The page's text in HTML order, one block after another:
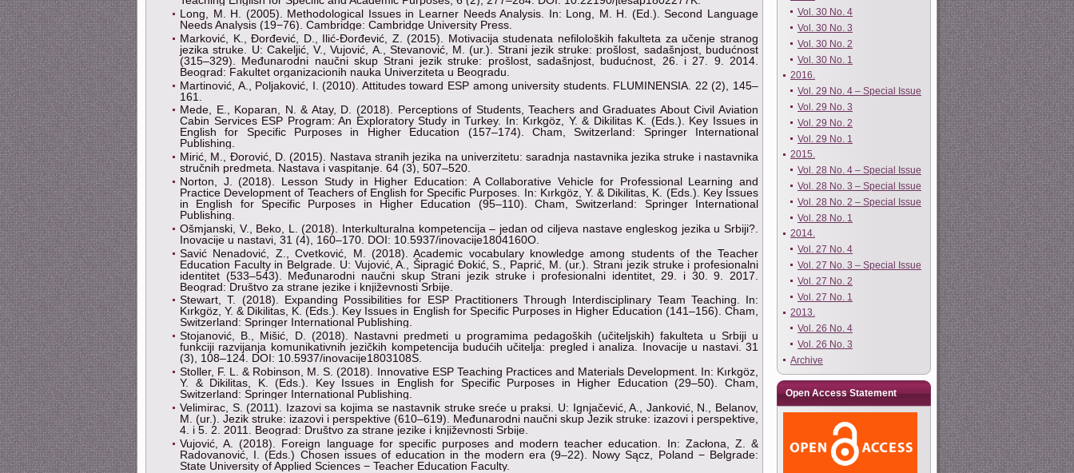
Long, M. H. (2005). Methodological Issues in Learner Needs Analysis. In: Long, M. H. (Ed.). Second Language
Needs Analysis (19−76). Cambridge: Cambridge University Press.
Marković, K., Đorđević, D., Ilić-Đorđević, Z. (2015). Motivacija studenata nefiloloških fakulteta za učenje stranog
jezika struke. U: Cakeljić, V., Vujović, A., Stevanović, M. (ur.). Strani jezik struke: prošlost, sadašnjost, budućnost
(315–329). Međunarodni naučni skup Strani jezik struke: prošlost, sadašnjost, budućnost, 26. i 27. 9. 2014.
Beograd: Fakultet organizacionih nauka Univerziteta u Beogradu.
Martinović, A., Poljaković, I. (2010). Attitudes toward ESP among university students. FLUMINENSIA. 22 (2), 145–
161.
Mede, E., Koparan, N. & Atay, D. (2018). Perceptions of Students, Teachers and Graduates About Civil Aviation
Cabin Services ESP Program: An Exploratory Study in Turkey. In: Kırkgöz, Y. & Dikilitas K. (Eds.). Key Issues in
English for Specific Purposes in Higher Education (157–174). Cham, Switzerland: Springer International
Publishing.
Mirić, M., Đorović, D. (2015). Nastava stranih jezika na univerzitetu: saradnja nastavnika jezika struke i nastavnika
stručnih predmeta. Nastava i vaspitanje. 64 (3), 507–520.
Norton, J. (2018). Lesson Study in Higher Education: A Collaborative Vehicle for Professional Learning and
Practice Development of Teachers of English for Specific Purposes. In: Kırkgöz, Y. & Dikilitas, K. (Eds.). Key Issues
in English for Specific Purposes in Higher Education (95–110). Cham, Switzerland: Springer International
Publishing.
Ošmjanski, V., Beko, L. (2018). Interkulturalna kompetencija – jedan od ciljeva nastave engleskog jezika u Srbiji?.
Inovacije u nastavi, 31 (4), 160–170. DOI: 10.5937/inovacije1804160O.
Savić Nenadović, Z., Cvetković, M. (2018). Academic vocabulary knowledge among students of the Teacher
Education Faculty in Belgrade. U: Vujović, A., Šipragić Đokić, S., Paprić, M. (ur.). Strani jezik struke i profesionalni
identitet (533–543). Međunarodni naučni skup Strani jezik struke i profesionalni identitet, 29. i 30. 9. 2017.
Beograd: Društvo za strane jezike i književnosti Srbije.
Stewart, T. (2018). Expanding Possibilities for ESP Practitioners Through Interdisciplinary Team Teaching. In:
Kırkgöz, Y. & Dikilitas, K. (Eds.). Key Issues in English for Specific Purposes in Higher Education (141–156). Cham,
Switzerland: Springer International Publishing.
Stojanović, B., Mišić, D. (2018). Nastavni predmeti u programima pedagoških (učiteljskih) fakulteta u Srbiji u
funkciji razvijanja komunikativnih jezičkih kompetencija budućih učitelja: pregled i analiza. Inovacije u nastavi. 31
(3), 108–124. DOI: 10.5937/inovacije1803108S.
Stoller, F. L. & Robinson, M. S. (2018). Innovative ESP Teaching Practices and Materials Development. In: Kırkgöz,
Y. & Dikilitas, K. (Eds.). Key Issues in English for Specific Purposes in Higher Education (29–50). Cham,
Switzerland: Springer International Publishing.
Velimirac, S. (2011). Izazovi sa kojima se nastavnik struke sreće u praksi. U: Ignjačević, A., Janković, N., Belanov,
M. (ur.). Jezik struke: izazovi i perspektive (610–619). Međunarodni naučni skup Jezik struke: izazovi i perspektive,
4. i 5. 2. 2011. Beograd: Društvo za strane jezike i književnosti Srbije.
Vujović, A. (2018). Foreign language for specific purposes and modern teacher education. In: Zacłona, Z. &
Radovanović, I. (Eds.) Chosen issues of education in the modern era (9–22). Nowy Sącz, Poland − Belgrade:
State University of Applied Sciences − Teacher Education Faculty.
Vol. 30 No. 4
Vol. 30 No. 3
Vol. 30 No. 2
Vol. 30 No. 1
2016.
Vol. 29 No. 4 – Special Issue
Vol. 29 No. 3
Vol. 29 No. 2
Vol. 29 No. 1
2015.
Vol. 28 No. 4 – Special Issue
Vol. 28 No. 3 – Special Issue
Vol. 28 No. 2 – Special Issue
Vol. 28 No. 1
2014.
Vol. 27 No. 4
Vol. 27 No. 3 – Special Issue
Vol. 27 No. 2
Vol. 27 No. 1
2013.
Vol. 26 No. 4
Vol. 26 No. 3
Archive
Open Access Statement